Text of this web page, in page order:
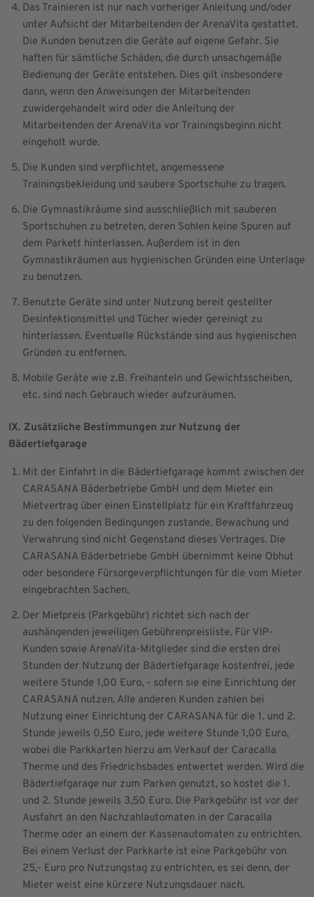
Das Trainieren ist nur nach vorheriger Anleitung und/oder
unter Aufsicht der Mitarbeitenden der ArenaVita gestattet.
Die Kunden benutzen die Geräte auf eigene Gefahr. Sie
haften für sämtliche Schäden, die durch unsachgemäße
Bedienung der Geräte entstehen. Dies gilt insbesondere
dann, wenn den Anweisungen der Mitarbeitenden
zuwidergehandelt wird oder die Anleitung der
Mitarbeitenden der ArenaVita vor Trainingsbeginn nicht
eingeholt wurde.
Die Kunden sind verpflichtet, angemessene
Trainingsbekleidung und saubere Sportschuhe zu tragen.
Die Gymnastikräume sind ausschließlich mit sauberen
Sportschuhen zu betreten, deren Sohlen keine Spuren auf
dem Parkett hinterlassen. Außerdem ist in den
Gymnastikräumen aus hygienischen Gründen eine Unterlage
zu benutzen.
Benutzte Geräte sind unter Nutzung bereit gestellter
Desinfektionsmittel und Tücher wieder gereinigt zu
hinterlassen. Eventuelle Rückstände sind aus hygienischen
Gründen zu entfernen.
Mobile Geräte wie z.B. Freihanteln und Gewichtsscheiben,
etc. sind nach Gebrauch wieder aufzuräumen.
IX. Zusätzliche Bestimmungen zur Nutzung der
Bädertiefgarage
Mit der Einfahrt in die Bädertiefgarage kommt zwischen der
CARASANA Bäderbetriebe GmbH und dem Mieter ein
Mietvertrag über einen Einstellplatz für ein Kraftfahrzeug
zu den folgenden Bedingungen zustande. Bewachung und
Verwahrung sind nicht Gegenstand dieses Vertrages. Die
CARASANA Bäderbetriebe GmbH übernimmt keine Obhut
oder besondere Fürsorgeverpflichtungen für die vom Mieter
eingebrachten Sachen.
Der Mietpreis (Parkgebühr) richtet sich nach der
aushängenden jeweiligen Gebührenpreisliste. Für VIP-
Kunden sowie ArenaVita-Mitglieder sind die ersten drei
Stunden der Nutzung der Bädertiefgarage kostenfrei, jede
weitere Stunde 1,00 Euro, - sofern sie eine Einrichtung der
CARASANA nutzen. Alle anderen Kunden zahlen bei
Nutzung einer Einrichtung der CARASANA für die 1. und 2.
Stunde jeweils 0,50 Euro, jede weitere Stunde 1,00 Euro,
wobei die Parkkarten hierzu am Verkauf der Caracalla
Therme und des Friedrichsbades entwertet werden. Wird die
Bädertiefgarage nur zum Parken genutzt, so kostet die 1.
und 2. Stunde jeweils 3,50 Euro. Die Parkgebühr ist vor der
Ausfahrt an den Nachzahlautomaten in der Caracalla
Therme oder an einem der Kassenautomaten zu entrichten.
Bei einem Verlust der Parkkarte ist eine Parkgebühr von
25,- Euro pro Nutzungstag zu entrichten, es sei denn, der
Mieter weist eine kürzere Nutzungsdauer nach.